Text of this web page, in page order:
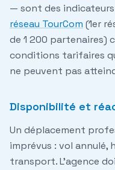
— sont des
réseau TourCom (1er
de 1 200 partenaires)
conditions tarifaires
ne peuvent pas
Disponibilité et
Un déplacement
imprévus : vol annulé,
transport. L'agence